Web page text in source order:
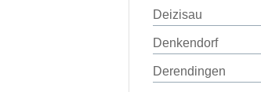
Deizisau
Denkendorf
Derendingen